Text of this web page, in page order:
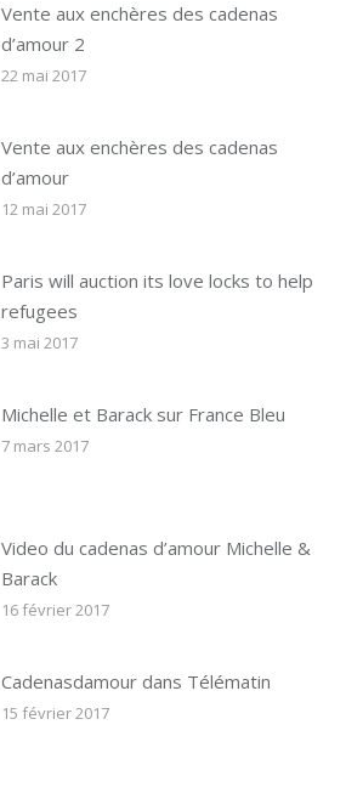
Vente aux enchères des cadenas
d’amour 2
22 mai 2017
Vente aux enchères des cadenas
d’amour
12 mai 2017
Paris will auction its love locks to help
refugees
3 mai 2017
Michelle et Barack sur France Bleu
7 mars 2017
Video du cadenas d’amour Michelle &
Barack
16 février 2017
Cadenasdamour dans Télématin
15 février 2017